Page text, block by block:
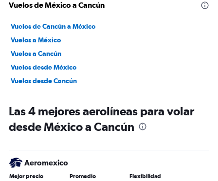
Vuelos de México a Cancún
Vuelos de Cancún a México
Vuelos a México
Vuelos a Cancún
Vuelos desde México
Vuelos desde Cancún
Las 4 mejores aerolíneas para volar
desde México a Cancún
Aeromexico
Mejor precio Promedio Flexibilidad